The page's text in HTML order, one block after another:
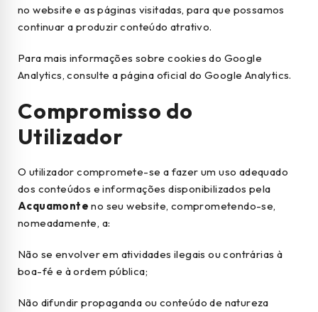
no website e as páginas visitadas, para que possamos
continuar a produzir conteúdo atrativo.
Para mais informações sobre cookies do Google
Analytics, consulte a página oficial do Google Analytics.
Compromisso do
Utilizador
O utilizador compromete-se a fazer um uso adequado
dos conteúdos e informações disponibilizados pela
Acquamonte no seu website, comprometendo-se,
nomeadamente, a:
Não se envolver em atividades ilegais ou contrárias à
boa-fé e à ordem pública;
Não difundir propaganda ou conteúdo de natureza